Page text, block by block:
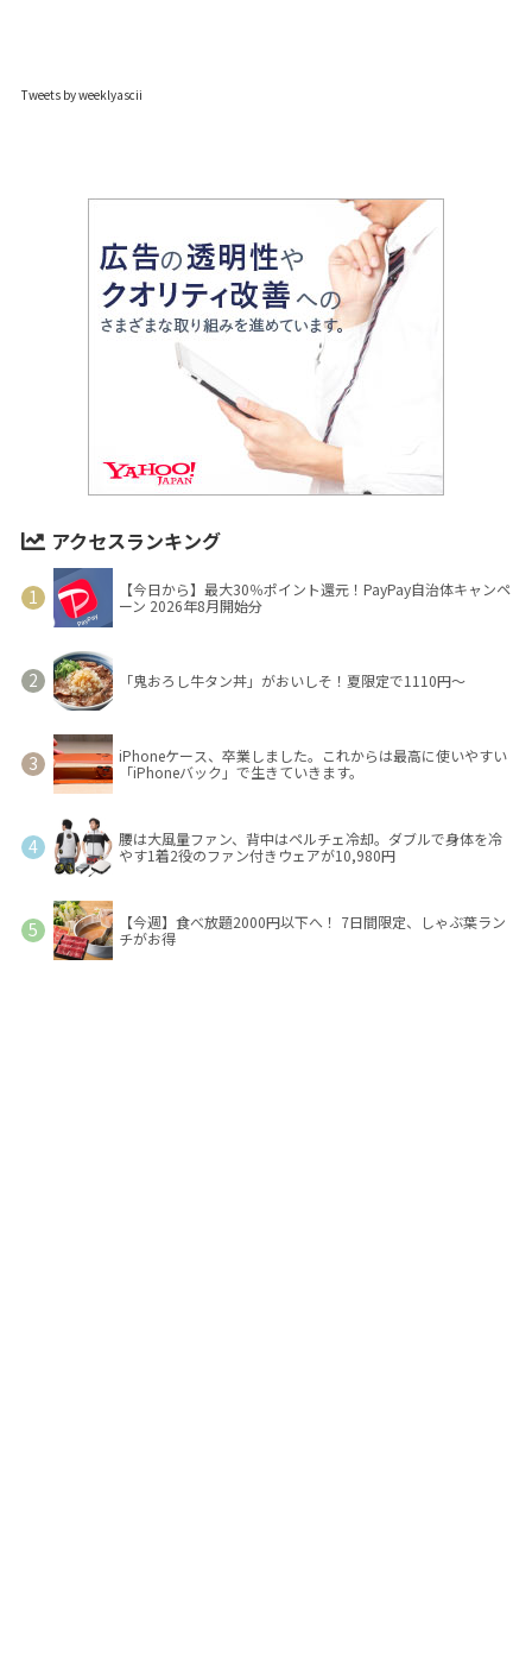
Tweets by weeklyascii
アクセスランキング
【今日から】最大30％ポイント還元！PayPay自治体キャンペ
ーン 2026年8月開始分
「鬼おろし牛タン丼」がおいしそ！夏限定で1110円～
iPhoneケース、卒業しました。これからは最高に使いやすい
「iPhoneバック」で生きていきます。
腰は大風量ファン、背中はペルチェ冷却。ダブルで身体を冷
やす1着2役のファン付きウェアが10,980円
【今週】食べ放題2000円以下へ！ 7日間限定、しゃぶ葉ラン
チがお得